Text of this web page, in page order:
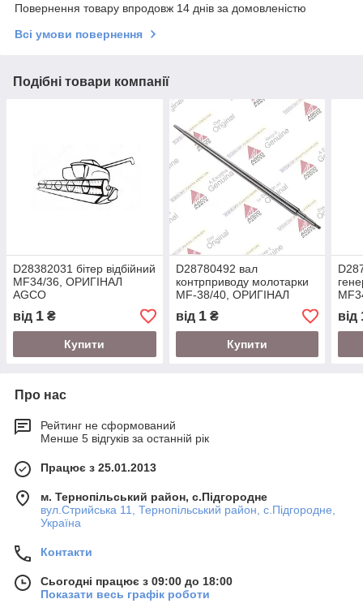
Повернення товару впродовж 14 днів за домовленістю
Всі умови повернення
Подібні товари компанії
D28382031 бітер відбійний
MF34/36, ОРИГІНАЛ
AGCO
від 1 ₴
Купити
D28780492 вал
контрприводу молотарки
MF-38/40, ОРИГІНАЛ
AGCO
від 1₴
Купити
від
Про нас
Рейтинг не сформований
Менше 5 відгуків за останній рік
Працює з 25.01.2013
м. Тернопільський район, с.Підгородне
вул.Стрийська 11, Тернопільський район, с.Підгородне,
Україна
Контакти
Сьогодні працює з 09:00 до 18:00
Показати весь графік роботи